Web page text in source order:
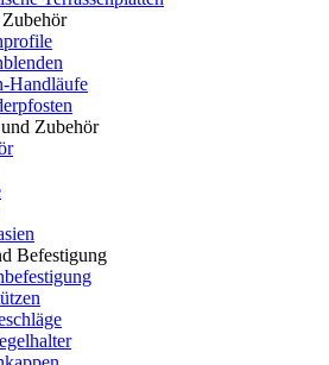
Handläufe
Zubehör
Befestigung